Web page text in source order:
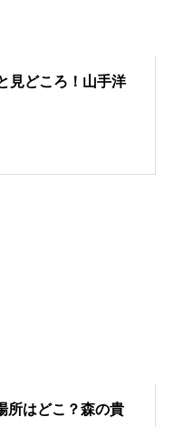
見どころ！山手洋
所はどこ？森の貴